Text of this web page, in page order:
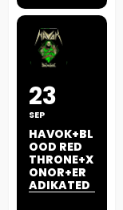
23
SEP
HAVOK+BL
OOD RED
THRONE+X
ONOR+ER
ADIKATED